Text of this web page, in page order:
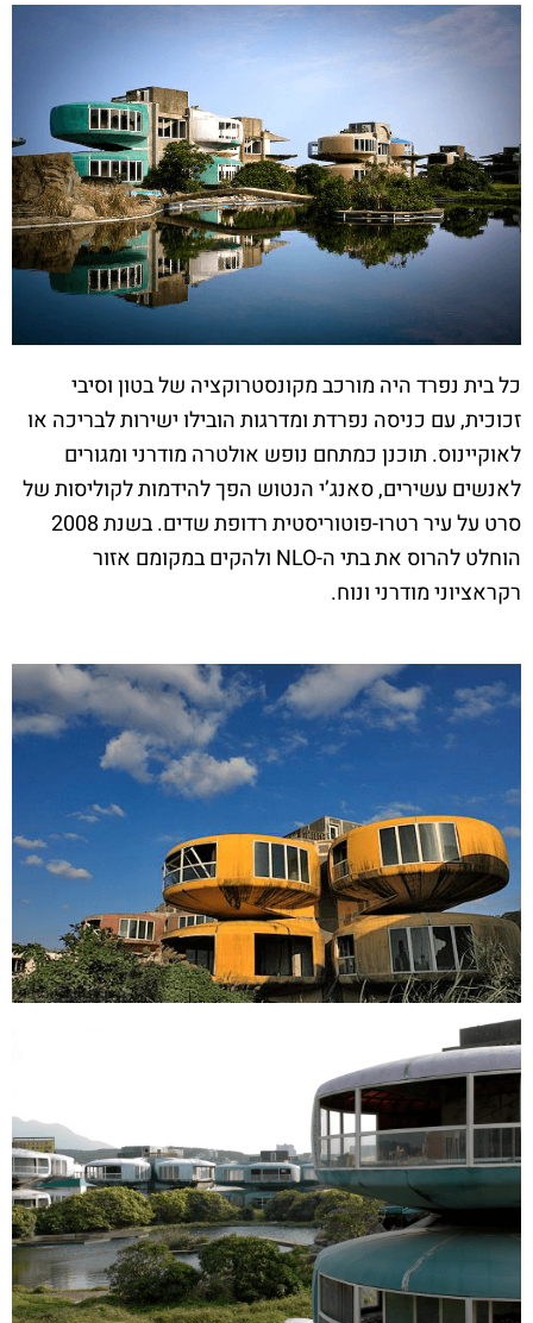
כל בית נפרד היה מורכב מקונסטרוקציה של בטון וסיבי
זכוכית, עם כניסה נפרדת ומדרגות הובילו ישירות לבריכה או
לאוקיינוס. תוכנן כמתחם נופש אולטרה מודרני ומגורים
לאנשים עשירים, סאנג’י הנטוש הפך להידמות לקוליסות של
סרט על עיר רטרו-פוטוריסטית רדופת שדים. בשנת 2008
הוחלט להרוס את בתי ה-NLO ולהקים במקומם אזור
רקראציוני מודרני ונוח.